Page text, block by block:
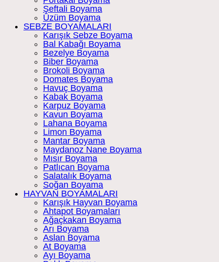
Şeftali Boyama
Üzüm Boyama
SEBZE BOYAMALARI
Karışık Sebze Boyama
Bal Kabağı Boyama
Bezelye Boyama
Biber Boyama
Brokoli Boyama
Domates Boyama
Havuç Boyama
Kabak Boyama
Karpuz Boyama
Kavun Boyama
Lahana Boyama
Limon Boyama
Mantar Boyama
Maydanoz Nane Boyama
Mısır Boyama
Patlıcan Boyama
Salatalık Boyama
Soğan Boyama
HAYVAN BOYAMALARI
Karışık Hayvan Boyama
Ahtapot Boyamaları
Ağaçkakan Boyama
Arı Boyama
Aslan Boyama
At Boyama
Ayı Boyama